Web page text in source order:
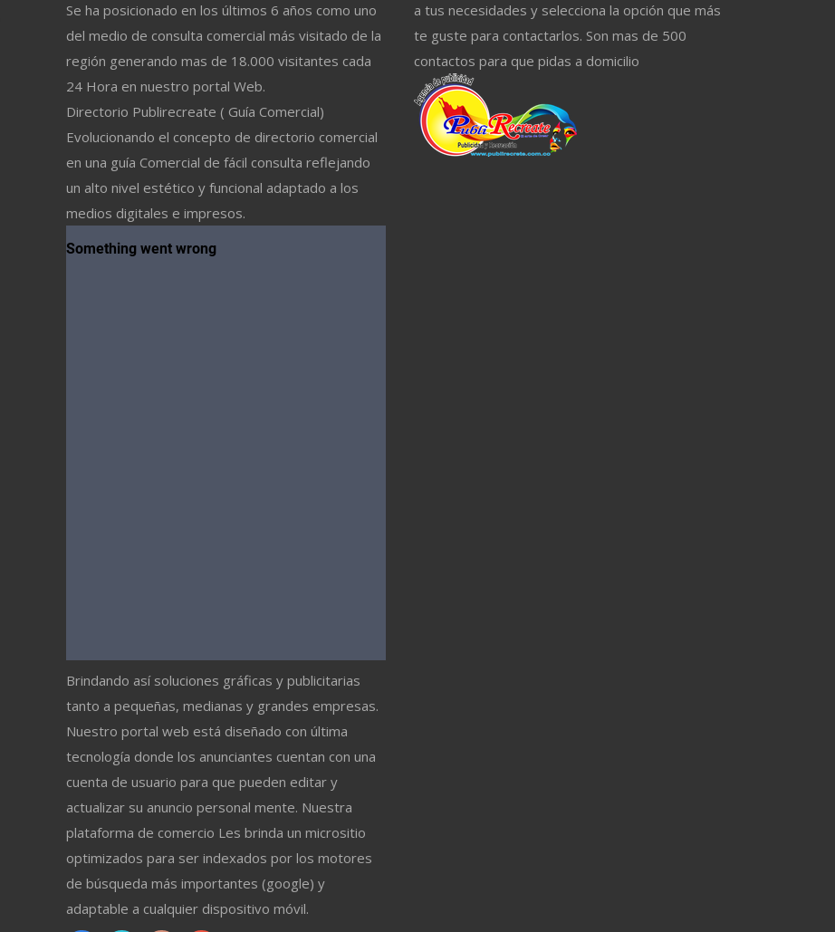
Se ha posicionado en los últimos 6 años como uno
del medio de consulta comercial más visitado de la
región generando mas de 18.000 visitantes cada
24 Hora en nuestro portal Web.
Directorio Publirecreate ( Guía Comercial)
Evolucionando el concepto de directorio comercial
en una guía Comercial de fácil consulta reflejando
un alto nivel estético y funcional adaptado a los
medios digitales e impresos.
Brindando así soluciones gráficas y publicitarias
tanto a pequeñas, medianas y grandes empresas.
Nuestro portal web está diseñado con última
tecnología donde los anunciantes cuentan con una
cuenta de usuario para que pueden editar y
actualizar su anuncio personal mente. Nuestra
plataforma de comercio Les brinda un micrositio
optimizados para ser indexados por los motores
de búsqueda más importantes (google) y
adaptable a cualquier dispositivo móvil.
a tus necesidades y selecciona la opción que más
te guste para contactarlos. Son mas de 500
contactos para que pidas a domicilio